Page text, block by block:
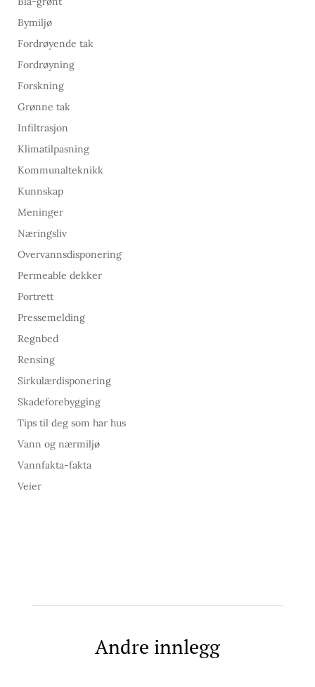
Bymiljø
Fordrøyende tak
Fordrøyning
Forskning
Grønne tak
Infiltrasjon
Klimatilpasning
Kommunalteknikk
Kunnskap
Meninger
Næringsliv
Overvannsdisponering
Permeable dekker
Portrett
Pressemelding
Regnbed
Rensing
Sirkulærdisponering
Skadeforebygging
Tips til deg som har hus
Vann og nærmiljø
Vannfakta-fakta
Veier
Andre innlegg